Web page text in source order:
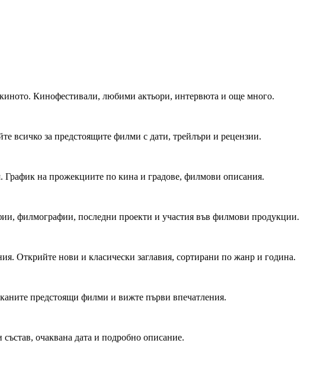
Кинофестивали, любими актьори, интервюта и още много.
всичко за предстоящите филми с дати, трейлъри и рецензии.
График на прожекциите по кина и градове, филмови описания.
филмографии, последни проекти и участия във филмови продукции.
Открийте нови и класически заглавия, сортирани по жанр и година.
предстоящи филми и вижте първи впечатления.
очаквана дата и подробно описание.